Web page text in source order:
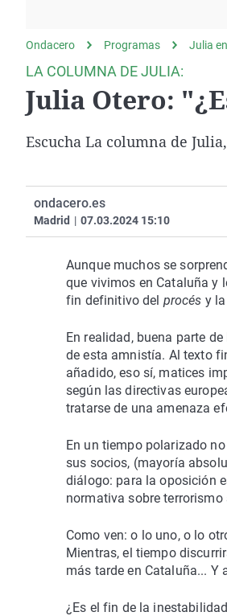
gato
Ondacero Programas Julia
LA COLUMNA DE JULIA:
Julia Otero:
Escucha La columna de
ondacero.es
Madrid | 07.03.2024 15:10
Aunque muchos se
que vivimos en Cataluña y
fin definitivo del procés y
En realidad, buena parte
de esta amnistía. Al texto
añadido, eso sí, matices
según las directivas
tratarse de una amenaza
En un tiempo polarizado
sus socios, (mayoría
diálogo: para la oposición
normativa sobre terrorismo
Como ven: o lo uno, o lo
Mientras, el tiempo
más tarde en Cataluña... Y
¿Es el fin de la